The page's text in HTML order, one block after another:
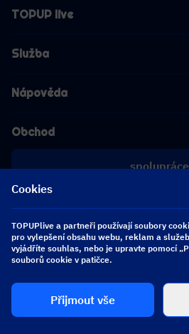
TOPUP live
Služba
Nápověda
Obchod
spolupráce
[email protected]
Sledujte nás
Copyright 2026 SEA WHALE TECHNOLOGY
Cookies
TOPUPlive a partneři používají soubory
pro vylepšení obsahu webu, reklam a
vyjádříte souhlas, nebo je upravte pomocí
souborů cookie v patičce.
Přijmout vše